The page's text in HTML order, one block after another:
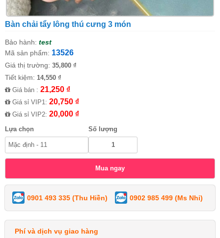
Bàn chải tẩy lông thú cưng 3 món
Bảo hành: test
Mã sản phẩm: 13526
Giá thị trường: 35,800 ₫
Tiết kiệm: 14,550 ₫
Giá bán : 21,250 ₫
Giá sỉ VIP1: 20,750 ₫
Giá sỉ VIP2: 20,000 ₫
Lựa chọn Số lượng
0901 493 335 (Thu Hiền) 0902 985 499 (Ms Nhi)
Phí và dịch vụ giao hàng